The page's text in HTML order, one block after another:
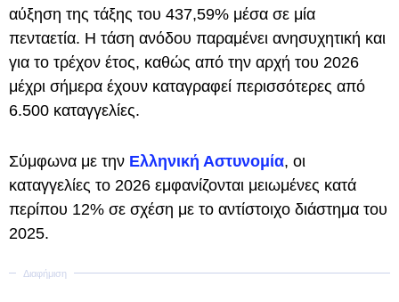
αύξηση της τάξης του 437,59% μέσα σε μία
πενταετία. Η τάση ανόδου παραμένει ανησυχητική και
για το τρέχον έτος, καθώς από την αρχή του 2026
μέχρι σήμερα έχουν καταγραφεί περισσότερες από
6.500 καταγγελίες.
Σύμφωνα με την Ελληνική Αστυνομία, οι
καταγγελίες το 2026 εμφανίζονται μειωμένες κατά
περίπου 12% σε σχέση με το αντίστοιχο διάστημα του
2025.